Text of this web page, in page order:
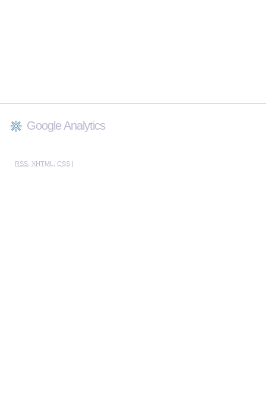
Google Analytics
RSS XHTML CSS